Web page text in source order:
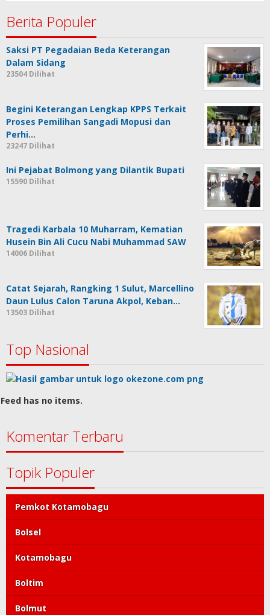
Berita Populer
Saksi PT Pegadaian Beda Keterangan
Dalam Sidang
23504 Dilihat
Begini Keterangan Lengkap KPPS Terkait
Proses Pemilihan Sangadi Mopusi dan
Perhi…
23247 Dilihat
Ini Pejabat Bolmong yang Dilantik Bupati
15590 Dilihat
Tragedi Karbala 10 Muharram, Kematian
Husein Bin Ali Cucu Nabi Muhammad SAW
14006 Dilihat
Catat Sejarah, Rangking 1 Sulut, Marcellino
Daun Lulus Calon Taruna Akpol, Keban…
13503 Dilihat
Top Nasional
Feed has no items.
Komentar Terbaru
Topik Populer
Pemkot Kotamobagu
Bolsel
Kotamobagu
Boltim
Bolmut